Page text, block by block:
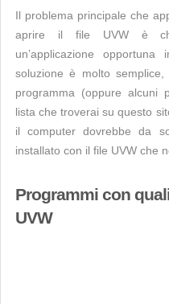
Il problema principale che
aprire il file UVW è
un’applicazione
soluzione è molto
programma (oppure alcuni
lista che troverai su questo
il computer dovrebbe da
installato con il file UVW che
Programmi con
UVW